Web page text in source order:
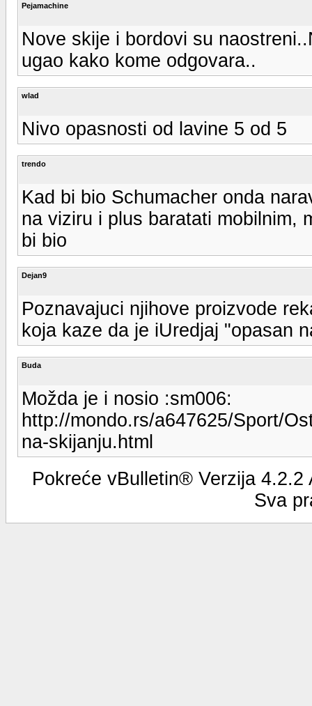
Pejamachine
Nove skije i bordovi su
ugao kako kome odgovara..
wlad
Nivo opasnosti od lavine 5 od 5
trendo
Kad bi bio Schumacher onda
na viziru i plus baratati mobilnim,
bi bio
Dejan9
Poznavajuci njihove proizvode
koja kaze da je iUredjaj "opasan
Buda
Možda je i nosio :sm006:
http://mondo.rs/a647625/Sport/
na-skijanju.html
Pokreće vBulletin® Verzija
Sva